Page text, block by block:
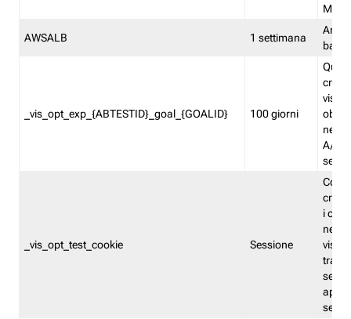
AWSALB 1 settimana
_vis_opt_exp_{ABTESTID}_goal_{GOALID} 100 giorni
nel
A/B.
_vis_opt_test_cookie Sessione
i
nel